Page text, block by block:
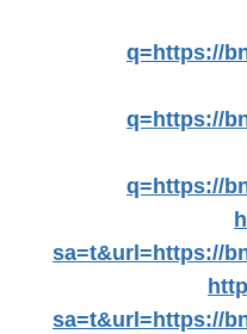
q=https://
q=https://
q=https://
sa=t&url=https://
sa=t&url=https://